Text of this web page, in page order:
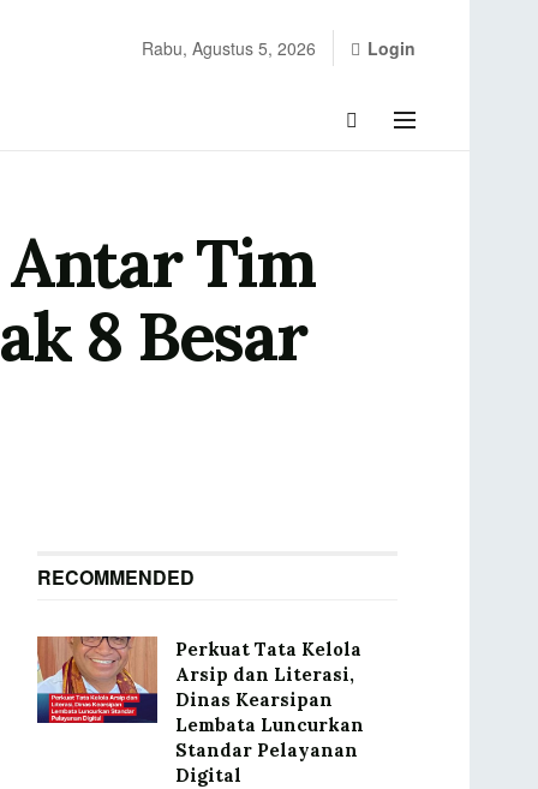
Rabu, Agustus 5, 2026 Login
Antar Tim
8 Besar
RECOMMENDED
Perkuat Tata Kelola
Arsip dan Literasi,
Dinas Kearsipan
Lembata Luncurkan
Standar Pelayanan
Digital